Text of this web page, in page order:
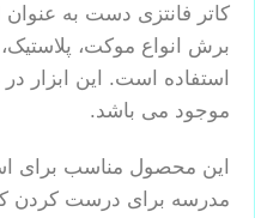
کاتر فانتزی دست به عنوان
برش انواع موکت،
استفاده است. این ابزار
موجود می باشد.
این محصول مناسب برای
مدرسه برای درست کردن